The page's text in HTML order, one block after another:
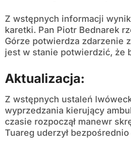
Z wstępnych informacji
karetki. Pan Piotr Bednarek
Górze potwierdza zdarzenie
jest w stanie potwierdzić, że
Aktualizacja:
Z wstępnych ustaleń
wyprzedzania kierujący
czasie rozpoczął manewr
Tuareg uderzył